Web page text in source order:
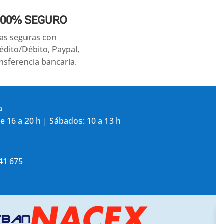
SEGURO
seguras con
Débito, Paypal,
bancaria.
16 a 20 h | Sábados: 10 a 13 h
675